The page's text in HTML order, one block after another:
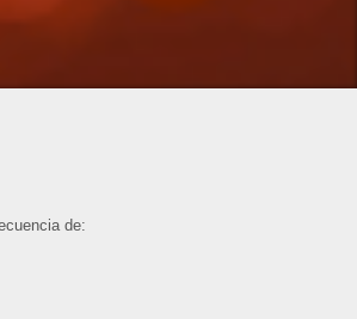
de: